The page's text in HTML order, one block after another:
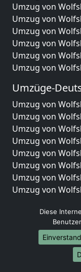
Umzug von
Umzug von
Umzug von
Umzug von
Umzug von
Umzug von
Umzüge-
Umzug von
Umzug von
Umzug von
Umzug von
Umzug von
Umzug von
Umzug von
Umzug von
Umzug von
Umzug von
Umzug von
Umzug von
Umzug von
Diese